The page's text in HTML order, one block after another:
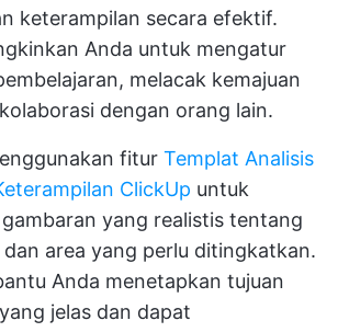
keterampilan secara efektif.
Anda untuk mengatur
melacak kemajuan
dengan orang lain.
fitur Templat Analisis
ClickUp untuk
yang realistis tentang
dan area yang perlu ditingkatkan.
Anda menetapkan tujuan
jelas dan dapat